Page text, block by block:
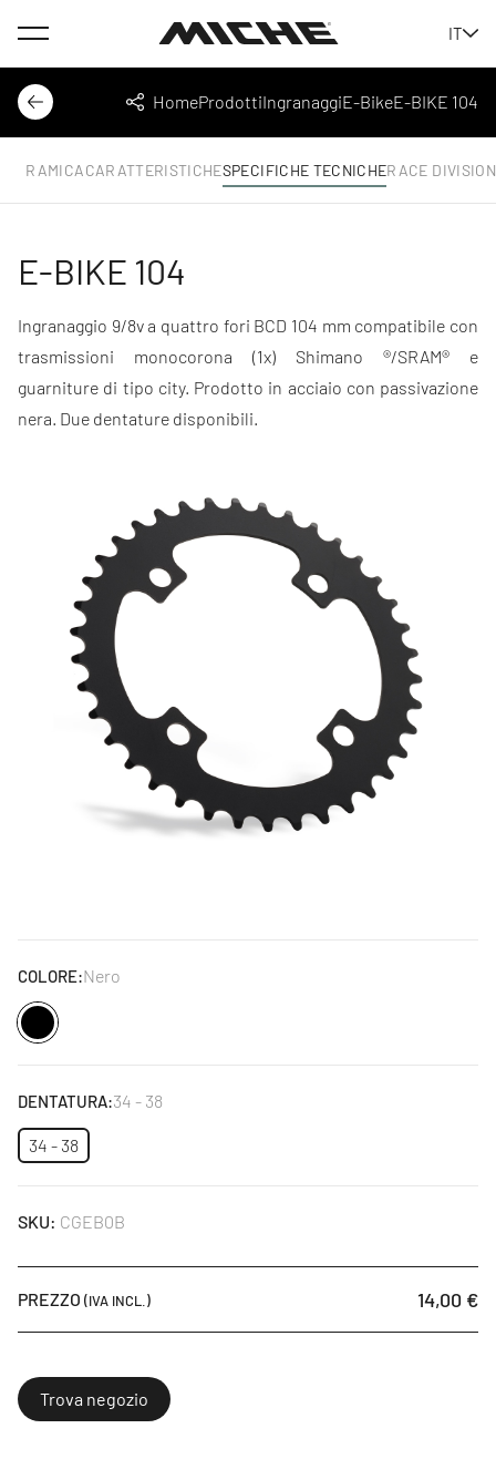
Menu
IT
Indietro
HomeProdottiIngranaggiE-BikeE-BIKE 104
Condividi
CARATTERISTICHESPECIFICHE TECNICHERACE DIVISION
E-BIKE 104
Ingranaggio 9/8v a quattro fori BCD 104 mm compatibile con
trasmissioni monocorona (1x) Shimano ®/SRAM® e
guarniture di tipo city. Prodotto in acciaio con passivazione
nera. Due dentature disponibili.
COLORE:Nero
Nero
DENTATURA:34 - 38
34 - 38
SKU: CGEB0B
PREZZO (IVA INCL.) 14,00 €
Trova negozio